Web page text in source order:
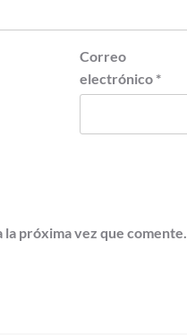
Correo
electrónico *
próxima vez que comente.